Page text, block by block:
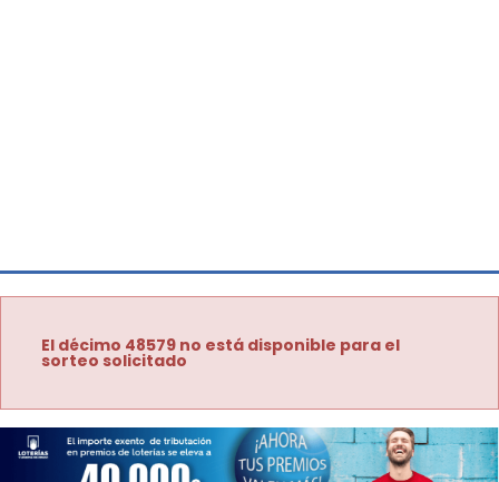
El décimo 48579 no está disponible para el
sorteo solicitado